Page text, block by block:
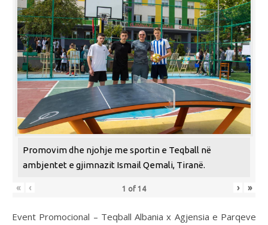
Promovim dhe njohje me sportin e Teqball në
ambjentet e gjimnazit Ismail Qemali, Tiranë.
« ‹ 1 of 14 › »
Event Promocional – Teqball Albania x Agjensia e Parqeve